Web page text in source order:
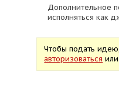
Дополнительное
исполняться как
Чтобы подать
авторизоваться